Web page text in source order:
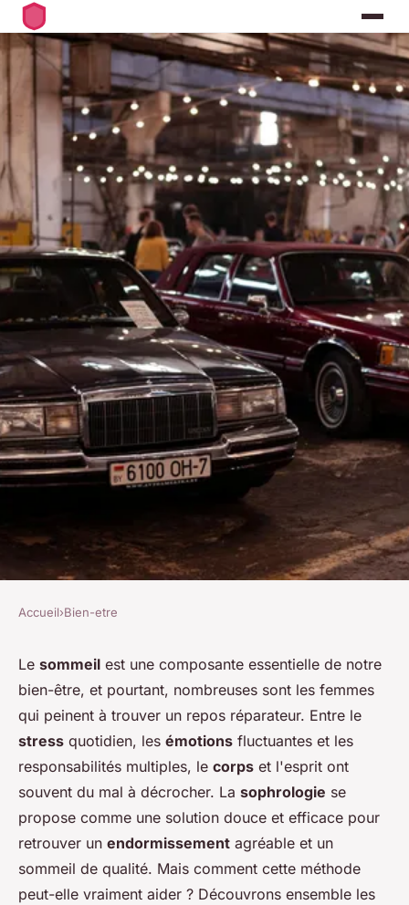
Comment utiliser la
sophrologie pour améliorer la
qualité du sommeil des
femmes ?
Soline•9 août 2024 •4 min de lecture
Accueil›Bien-etre
Le sommeil est une composante essentielle de notre
bien-être, et pourtant, nombreuses sont les femmes
qui peinent à trouver un repos réparateur. Entre le
stress quotidien, les émotions fluctuantes et les
responsabilités multiples, le corps et l'esprit ont
souvent du mal à décrocher. La sophrologie se
propose comme une solution douce et efficace pour
retrouver un endormissement agréable et un
sommeil de qualité. Mais comment cette méthode
peut-elle vraiment aider ? Découvrons ensemble les